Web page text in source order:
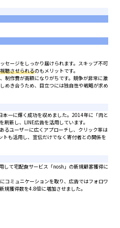
セージをしっかり届けられます。スキップ不可
聴させられるのもメリットです。
制作費が高額になりがちです。競争が非常に激
めき合うため、目立つには独自性や戦略が求め
本一に輝く成功を収めました。2014年に「肉と
新し、LINE広告を活用しています。
るユーザーに広くアプローチし、クリック率は
も活用し、宣伝だけでなく寄付者との関係を
て宅配食サービス「nosh」の新規顧客獲得に
コミュニケーションを取り、広告ではフォロワ
規獲得数を4.8倍に増加させました。